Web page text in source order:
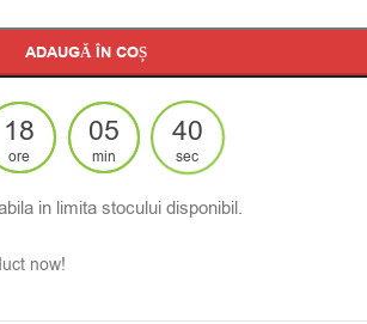
ADAUGĂ ÎN COȘ
18
ore
05
min
39
sec
in limita stocului disponibil.
now!